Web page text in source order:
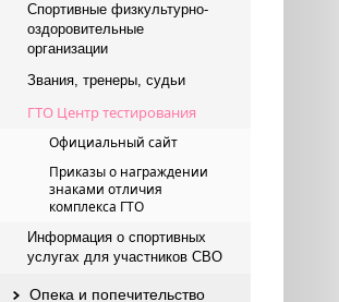
Спортивные физкультурно-
оздоровительные
организации
Звания, тренеры, судьи
ГТО Центр тестирования
Официальный сайт
Приказы о награждении
знаками отличия
комплекса ГТО
Информация о спортивных
услугах для участников СВО
Опека и попечительство